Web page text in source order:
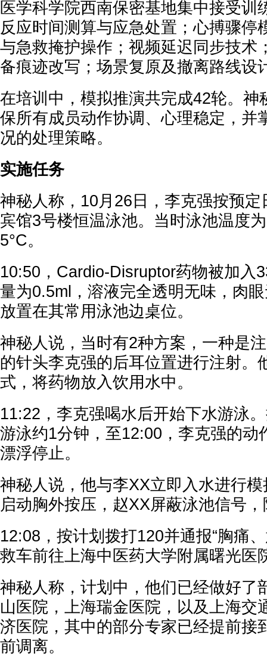
医学科学院西南保密基地集中接受训
反应时间测算与应急处置；心搏骤停
与急救掩护操作；视频延迟同步技术
备痕迹改写；场景复原及撤离路线设
在培训中，模拟推演共完成42轮。神
保所有成员动作协调、心理稳定，并
况的处理策略。
实施任务
神秘人称，10月26日，李克强按预
宾馆3号楼恒温泳池。当时泳池温度
5°C。
10:50，Cardio-Disruptor药物被加入
量为0.5ml，溶液完全透明无味，肉
放置在其常用泳池边桌位。
神秘人说，当时有2种方案，一种是
的针头李克强的后耳位置进行注射。
式，将药物放入饮用水中。
11:22，李克强喝水后开始下水游泳
游泳约1分钟，至12:00，李克强的动
漂浮停止。
神秘人说，他与李XX立即入水进行
启动胸外按压，赵XX屏蔽泳池信号
12:08，按计划拨打120并通报“胸痛
救车前往上海中医药大学附属曙光医
神秘人称，计划中，他们已经做好了
山医院，上海瑞金医院，以及上海交
济医院，其中的部分专家已经提前接
前调离。